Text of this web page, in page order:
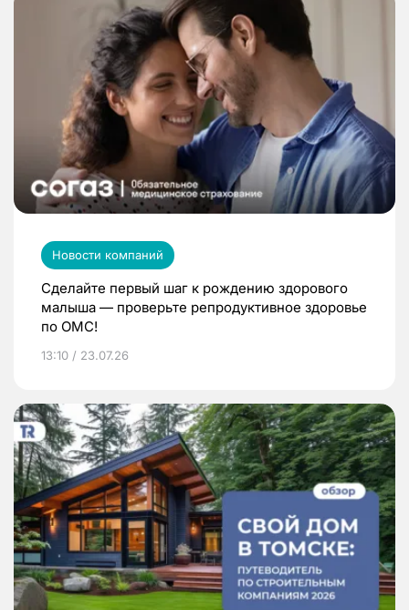
Новости компаний
Сделайте первый шаг к рождению здорового
малыша — проверьте репродуктивное здоровье
по ОМС!
13:10 / 23.07.26